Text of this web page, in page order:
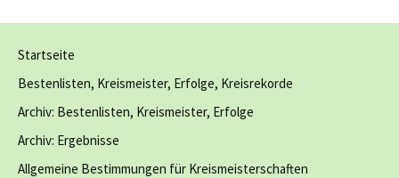
Startseite
Bestenlisten, Kreismeister, Erfolge, Kreisrekorde
Archiv: Bestenlisten, Kreismeister, Erfolge
Archiv: Ergebnisse
Allgemeine Bestimmungen für Kreismeisterschaften